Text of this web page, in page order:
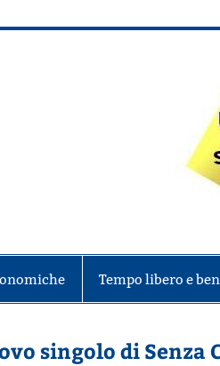
Tempo libero e
singolo di Senza